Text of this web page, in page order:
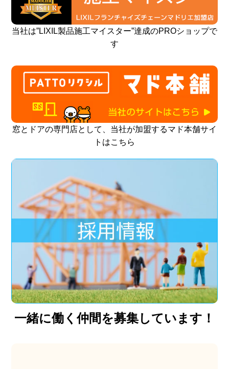
当社は”LIXIL製品施工マイスター”達成のPROショップで
す
窓とドアの専門店として、当社が加盟するマド本舗サイ
トはこちら
一緒に働く仲間を募集しています！